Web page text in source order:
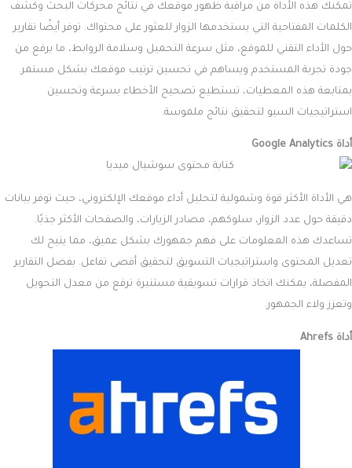
تمكنك هذه الأداة من مراقبة ظهور موقعك في نتائج محركات البحث وكشف
الكلمات المفتاحية التي يستخدمها الزوار للعثور على محتواك. توفر أيضًا تقارير
حول الأداء التقني للموقع، مثل سرعة التحميل وسلامة الروابط، ما يرفع من
جودة تجربة المستخدم ويساهم في تحسين ترتيب موقعك بشكل مستمر.
بمتابعة هذه المعطيات، تستطيع تصحيح الأخطاء بسرعة وتحسين
استراتيجيات السيو لتحقيق نتائج ملموسة.
أداة Google Analytics
هي الأداة الأكثر قوة وشمولية لتحليل أداء موقعك الإلكتروني، حيث توفر بيانات
دقيقة حول عدد الزوار، سلوكهم، مصادر الزيارات، والصفحات الأكثر جذبًا.
تساعدك هذه المعلومات على فهم جمهورك بشكل عميق، مما يتيح لك
تعديل المحتوى واستراتيجيات التسويق لتحقيق أقصى تفاعل. بفضل التقارير
المفصلة، يمكنك اتخاذ قرارات تسويقية مستنيرة ترفع من معدل التحويل
وتعزز ولاء الجمهور.
أداة Ahrefs